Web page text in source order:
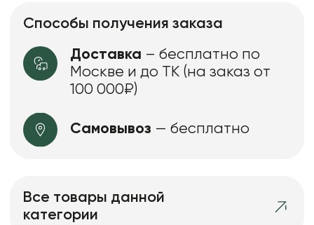
Способы получения заказа
Доставка – бесплатно по
Москве и до ТК (на заказ от
100 000₽)
Самовывоз — бесплатно
Все товары данной
категории